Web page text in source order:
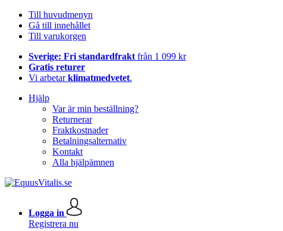
Till huvudmenyn
Gå till innehållet
Till varukorgen
Sverige: Fri standardfrakt från 1 099 kr
Gratis returer
Vi arbetarklimatmedvetet.
Hjälp
Var är min beställning?
Returnerar
Fraktkostnader
Betalningsalternativ
Kontakt
Alla hjälpämnen
Logga in
Registrera nu